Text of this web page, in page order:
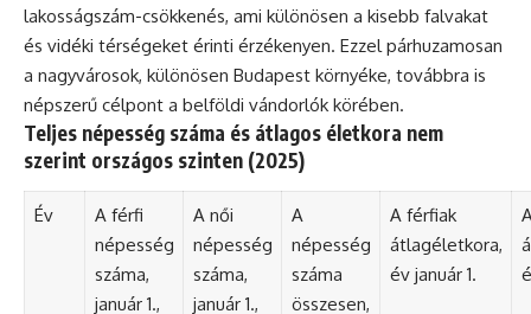
lakosságszám-csökkenés, ami különösen a kisebb falvakat
és vidéki térségeket érinti érzékenyen. Ezzel párhuzamosan
a nagyvárosok, különösen Budapest környéke, továbbra is
népszerű célpont a belföldi vándorlók körében.
Teljes népesség száma és átlagos életkora nem
szerint országos szinten (2025)
Év
A férfi
népesség
száma,
január 1.,
A női
népesség
száma,
január 1.,
A
népesség
száma
összesen,
A férfiak
átlagéletkora,
év január 1.